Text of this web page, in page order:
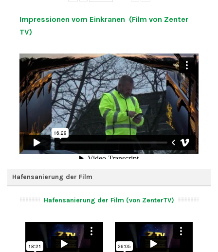
Impressionen vom Einkranen (Film von Zenter
TV)
Hafensanierung der Film
Hafensanierung der Film (von ZenterTV)